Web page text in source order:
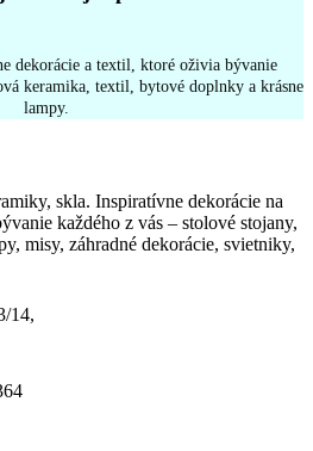
dekorácie a textil, ktoré oživia bývanie
keramika, textil, bytové doplnky a krásne
lampy.
skla. Inspiratívne dekorácie na
každého z vás – stolové stojany,
misy, záhradné dekorácie, svietniky,
14,